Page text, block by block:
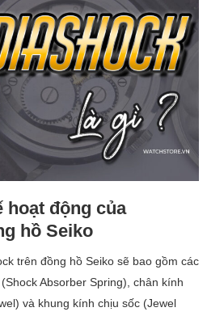
hoạt động của
hồ Seiko
trên đồng hồ Seiko sẽ bao gồm các
Absorber Spring), chân kính
và khung kính chịu sốc (Jewel